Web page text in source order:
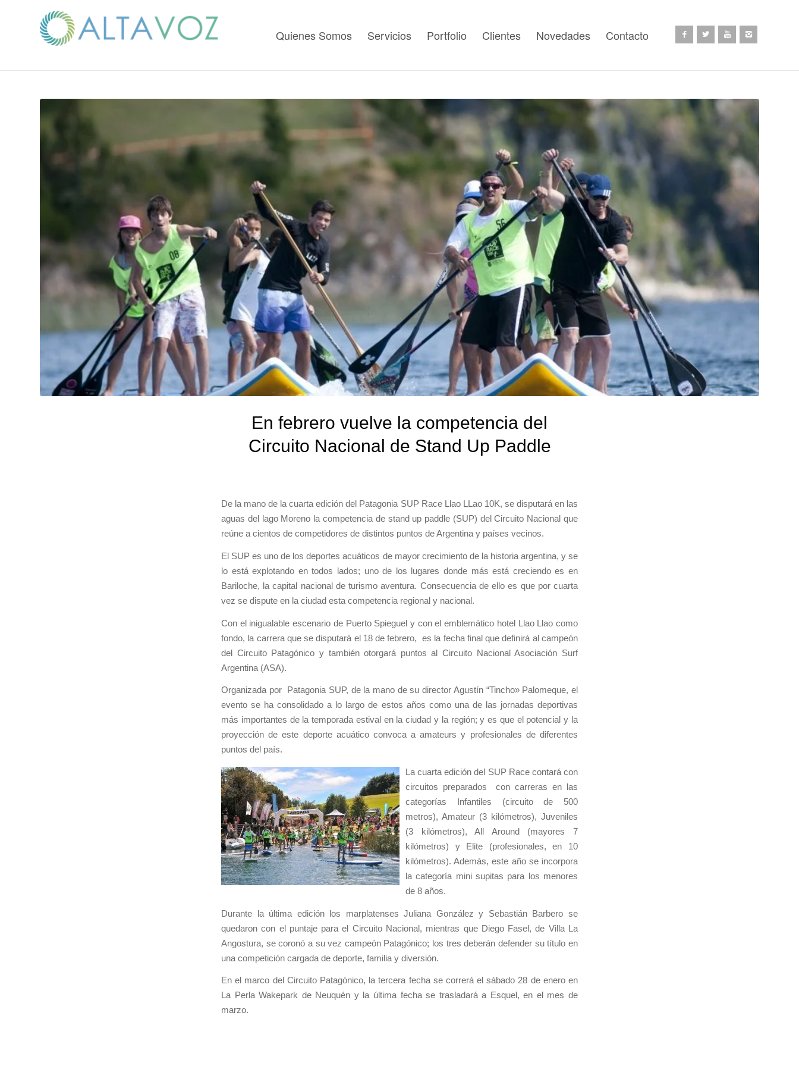
Quienes Somos Servicios Portfolio Clientes Novedades Contacto
En febrero vuelve la competencia del
Circuito Nacional de Stand Up Paddle
De la mano de la cuarta edición del Patagonia SUP Race Llao LLao 10K, se disputará en las
aguas del lago Moreno la competencia de stand up paddle (SUP) del Circuito Nacional que
reúne a cientos de competidores de distintos puntos de Argentina y países vecinos.
El SUP es uno de los deportes acuáticos de mayor crecimiento de la historia argentina, y se
lo está explotando en todos lados; uno de los lugares donde más está creciendo es en
Bariloche, la capital nacional de turismo aventura. Consecuencia de ello es que por cuarta
vez se dispute en la ciudad esta competencia regional y nacional.
Con el inigualable escenario de Puerto Spieguel y con el emblemático hotel Llao Llao como
fondo, la carrera que se disputará el 18 de febrero, es la fecha final que definirá al campeón
del Circuito Patagónico y también otorgará puntos al Circuito Nacional Asociación Surf
Argentina (ASA).
Organizada por Patagonia SUP, de la mano de su director Agustín “Tincho» Palomeque, el
evento se ha consolidado a lo largo de estos años como una de las jornadas deportivas
más importantes de la temporada estival en la ciudad y la región; y es que el potencial y la
proyección de este deporte acuático convoca a amateurs y profesionales de diferentes
puntos del país.
La cuarta edición del SUP Race contará con
circuitos preparados con carreras en las
categorías Infantiles (circuito de 500
metros), Amateur (3 kilómetros), Juveniles
(3 kilómetros), All Around (mayores 7
kilómetros) y Elite (profesionales, en 10
kilómetros). Además, este año se incorpora
la categoría mini supitas para los menores
de 8 años.
Durante la última edición los marplatenses Juliana González y Sebastián Barbero se
quedaron con el puntaje para el Circuito Nacional, mientras que Diego Fasel, de Villa La
Angostura, se coronó a su vez campeón Patagónico; los tres deberán defender su título en
una competición cargada de deporte, familia y diversión.
En el marco del Circuito Patagónico, la tercera fecha se correrá el sábado 28 de enero en
La Perla Wakepark de Neuquén y la última fecha se trasladará a Esquel, en el mes de
marzo.